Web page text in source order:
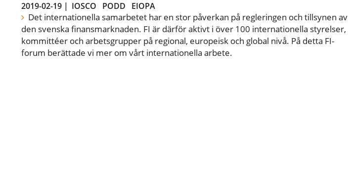
2019-02-19| IOSCO PODD EIOPA
Det internationella samarbetet har en stor påverkan på regleringen och tillsynen av
den svenska finansmarknaden. FI är därför aktivt i över 100 internationella styrelser,
kommittéer och arbetsgrupper på regional, europeisk och global nivå. På detta FI-
forum berättade vi mer om vårt internationella arbete.